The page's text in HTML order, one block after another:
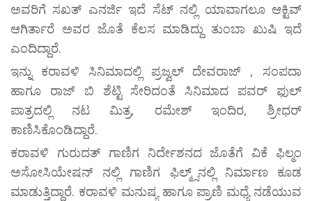
ಅವರಿಗೆ ಸಖತ್ ಎನರ್ಜಿ ಇದೆ ಸೆಟ್ ನಲ್ಲಿ ಯಾವಾಗಲೂ ಆಕ್ಟಿವ್
ಆಗಿರ್ತಾರೆ ಅವರ ಜೊತೆ ಕೆಲಸ ಮಾಡಿದ್ದು ತುಂಬಾ ಖುಷಿ ಇದೆ
ಎಂದಿದ್ದಾರೆ.
ಇನ್ನು ಕರಾವಳಿ ಸಿನಿಮಾದಲ್ಲಿ ಪ್ರಜ್ವಲ್ ದೇವರಾಜ್ , ಸಂಪದಾ
ಹಾಗೂ ರಾಜ್ ಬಿ ಶೆಟ್ಟಿ ಸೇರಿದಂತೆ ಸಿನಿಮಾದ ಪವರ್ ಫುಲ್
ಪಾತ್ರದಲ್ಲಿ ನಟ ಮಿತ್ರ, ರಮೇಶ್ ಇಂದಿರ, ಶ್ರೀಧರ್
ಕಾಣಿಸಿಕೊಂಡಿದ್ದಾರೆ.
ಕರಾವಳಿ ಗುರುದತ್ ಗಾಣಿಗ ನಿರ್ದೇಶನದ ಜೊತೆಗೆ ವಿಕೆ ಫಿಲ್ಮಂ
ಅಸೋಸಿಯೇಷನ್ ನಲ್ಲಿ ಗಾಣಿಗ ಫಿಲ್ಮ್ಸ್‌ನಲ್ಲಿ ನಿರ್ಮಾಣ ಕೂಡ
ಮಾಡುತ್ತಿದ್ದಾರೆ. ಕರಾವಳಿ ಮನುಷ್ಯ ಹಾಗೂ ಪ್ರಾಣಿ ಮಧ್ಯೆ ನಡೆಯುವ